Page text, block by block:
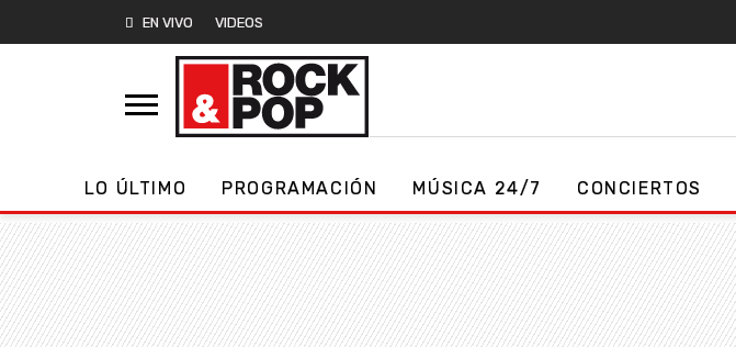
EN VIVO VIDEOS
LO ÚLTIMO PROGRAMACIÓN MÚSICA 24/7 CONCIERTOS